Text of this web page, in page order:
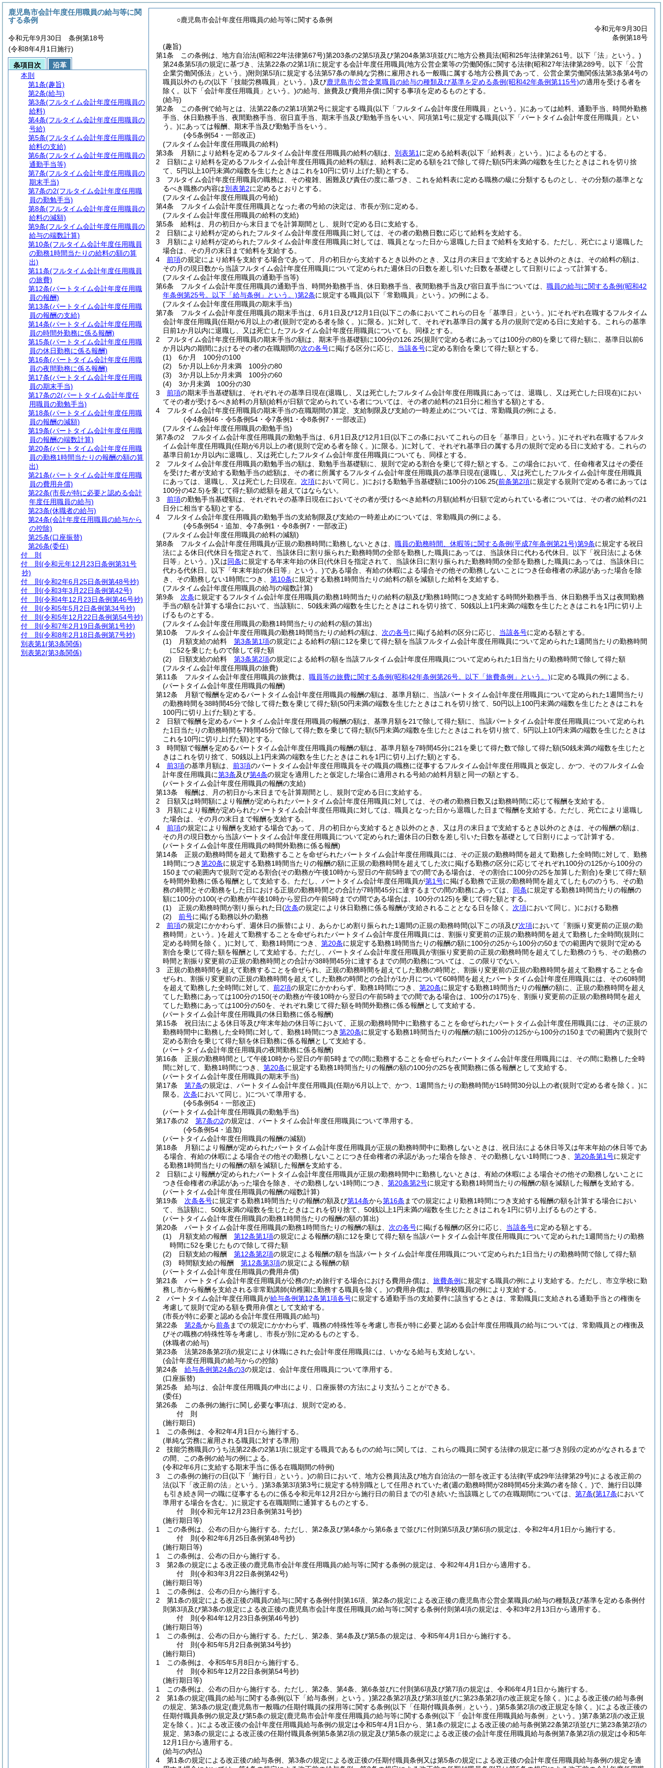
○鹿児島市会計年度任用職員の給与等に関する条例
令和元年9月30日
条例第18号
(趣旨)
第1条
この条例は、地方自治法(昭和22年法律第67号)第203条の2第5項及び第204条第3項並びに地方公務員法(昭和25年法律第261号。以下「法」という。)
第24条第5項の規定に基づき、法第22条の2第1項に規定する会計年度任用職員(地方公営企業等の労働関係に関する法律(昭和27年法律第289号。以下「公営
企業労働関係法」という。)附則第5項に規定する法第57条の単純な労務に雇用される一般職に属する地方公務員であって、公営企業労働関係法第3条第4号の
職員以外のもの(以下「技能労務職員」という。)及び鹿児島市公営企業職員の給与の種類及び基準を定める条例(昭和42年条例第115号)の適用を受ける者を
除く。以下「会計年度任用職員」という。)の給与、旅費及び費用弁償に関する事項を定めるものとする。
(給与)
第2条
この条例で給与とは、法第22条の2第1項第2号に規定する職員(以下「フルタイム会計年度任用職員」という。)にあっては給料、通勤手当、時間外勤務
手当、休日勤務手当、夜間勤務手当、宿日直手当、期末手当及び勤勉手当をいい、同項第1号に規定する職員(以下「パートタイム会計年度任用職員」とい
う。)にあっては報酬、期末手当及び勤勉手当をいう。
(令5条例54・一部改正)
(フルタイム会計年度任用職員の給料)
第3条
月額により給料を定めるフルタイム会計年度任用職員の給料の額は、 別表第1 に定める給料表(以下「給料表」という。)によるものとする。
2
日額により給料を定めるフルタイム会計年度任用職員の給料の額は、給料表に定める額を21で除して得た額(5円未満の端数を生じたときはこれを切り捨
て、5円以上10円未満の端数を生じたときはこれを10円に切り上げた額)とする。
3
フルタイム会計年度任用職員の職務は、その複雑、困難及び責任の度に基づき、これを給料表に定める職務の級に分類するものとし、その分類の基準とな
るべき職務の内容は別表第2に定めるとおりとする。
(フルタイム会計年度任用職員の号給)
第4条
フルタイム会計年度任用職員となった者の号給の決定は、市長が別に定める。
(フルタイム会計年度任用職員の給料の支給)
第5条
給料は、月の初日から末日までを計算期間とし、規則で定める日に支給する。
2
日額により給料が定められたフルタイム会計年度任用職員に対しては、その者の勤務日数に応じて給料を支給する。
3
月額により給料が定められたフルタイム会計年度任用職員に対しては、職員となった日から退職した日まで給料を支給する。 ただし、死亡により退職した
場合は、その月の末日まで給料を支給する。
4
前項の規定により給料を支給する場合であって、月の初日から支給するとき以外のとき、又は月の末日まで支給するとき以外のときは、その給料の額は、
その月の現日数から当該フルタイム会計年度任用職員について定められた週休日の日数を差し引いた日数を基礎として日割りによって計算する。
(フルタイム会計年度任用職員の通勤手当等)
第6条
フルタイム会計年度任用職員の通勤手当、時間外勤務手当、休日勤務手当、夜間勤務手当及び宿日直手当については、 職員の給与に関する条例(昭和42
年条例第25号。以下「給与条例」という。)第2条に規定する職員(以下「常勤職員」という。)の例による。
(フルタイム会計年度任用職員の期末手当)
第7条
フルタイム会計年度任用職員の期末手当は、6月1日及び12月1日(以下この条においてこれらの日を「基準日」という。)にそれぞれ在職するフルタイム
会計年度任用職員(任期が6月以上の者(規則で定める者を除く。)に限る。)に対して、それぞれ基準日の属する月の規則で定める日に支給する。
これらの基準
日前1か月以内に退職し、又は死亡したフルタイム会計年度任用職員についても、同様とする。
2
フルタイム会計年度任用職員の期末手当の額は、期末手当基礎額に100分の126.25(規則で定める者にあっては100分の80)を乗じて得た額に、基準日以前6
か月以内の期間におけるその者の在職期間の次の各号に掲げる区分に応じ、 当該各号に定める割合を乗じて得た額とする。
(1)
6か月 100分の100
(2)
5か月以上6か月未満 100分の80
(3)
3か月以上5か月未満 100分の60
(4)
3か月未満 100分の30
3
前項の期末手当基礎額は、それぞれその基準日現在(退職し、又は死亡したフルタイム会計年度任用職員にあっては、退職し、又は死亡した日現在)におい
てその者が受けるべき給料の月額(給料が日額で定められている者については、その者の給料の21日分に相当する額)とする。
4
フルタイム会計年度任用職員の期末手当の在職期間の算定、支給制限及び支給の一時差止めについては、常勤職員の例による。
(令4条例46・令5条例54・令7条例1・令8条例7・一部改正)
(フルタイム会計年度任用職員の勤勉手当)
第7条の2
フルタイム会計年度任用職員の勤勉手当は、6月1日及び12月1日(以下この条においてこれらの日を「基準日」という。)にそれぞれ在職するフルタ
イム会計年度任用職員(任期が6月以上の者(規則で定める者を除く。)に限る。)に対して、それぞれ基準日の属する月の規則で定める日に支給する。
これらの
基準日前1か月以内に退職し、又は死亡したフルタイム会計年度任用職員についても、同様とする。
2
フルタイム会計年度任用職員の勤勉手当の額は、勤勉手当基礎額に、規則で定める割合を乗じて得た額とする。
この場合において、任命権者又はその委任
を受けた者が支給する勤勉手当の総額は、その者に所属するフルタイム会計年度任用職員の基準日現在(退職し、又は死亡したフルタイム会計年度任用職員
にあっては、退職し、又は死亡した日現在。 次項において同じ。)における勤勉手当基礎額に100分の106.25(前条第2項に規定する規則で定める者にあっては
100分の42.5)を乗じて得た額の総額を超えてはならない。
3
前項の勤勉手当基礎額は、それぞれその基準日現在においてその者が受けるべき給料の月額(給料が日額で定められている者については、その者の給料の21
日分に相当する額)とする。
4
フルタイム会計年度任用職員の勤勉手当の支給制限及び支給の一時差止めについては、常勤職員の例による。
(令5条例54・追加、令7条例1・令8条例7・一部改正)
(フルタイム会計年度任用職員の給料の減額)
第8条
フルタイム会計年度任用職員が正規の勤務時間に勤務しないときは、 職員の勤務時間、休暇等に関する条例(平成7年条例第21号)第9条に規定する祝日
法による休日(代休日を指定されて、当該休日に割り振られた勤務時間の全部を勤務した職員にあっては、当該休日に代わる代休日。以下「祝日法による休
日等」という。)又は同条に規定する年末年始の休日(代休日を指定されて、当該休日に割り振られた勤務時間の全部を勤務した職員にあっては、当該休日に
代わる代休日。以下「年末年始の休日等」という。)である場合、有給の休暇による場合その他その勤務しないことにつき任命権者の承認があった場合を除
き、その勤務しない1時間につき、 第10条に規定する勤務1時間当たりの給料の額を減額した給料を支給する。
(フルタイム会計年度任用職員の給与の端数計算)
第9条
次条に規定するフルタイム会計年度任用職員の勤務1時間当たりの給料の額及び勤務1時間につき支給する時間外勤務手当、休日勤務手当又は夜間勤務
手当の額を計算する場合において、当該額に、50銭未満の端数を生じたときはこれを切り捨て、50銭以上1円未満の端数を生じたときはこれを1円に切り上
げるものとする。
(フルタイム会計年度任用職員の勤務1時間当たりの給料の額の算出)
第10条
フルタイム会計年度任用職員の勤務1時間当たりの給料の額は、 次の各号に掲げる給料の区分に応じ、 当該各号に定める額とする。
(1)
月額支給の給料 第3条第1項の規定による給料の額に12を乗じて得た額を当該フルタイム会計年度任用職員について定められた1週間当たりの勤務時間
に52を乗じたもので除して得た額
(2)
日額支給の給料 第3条第2項の規定による給料の額を当該フルタイム会計年度任用職員について定められた1日当たりの勤務時間で除して得た額
(フルタイム会計年度任用職員の旅費)
第11条
フルタイム会計年度任用職員の旅費は、 職員等の旅費に関する条例(昭和42年条例第26号。以下「旅費条例」という。)に定める職員の例による。
(パートタイム会計年度任用職員の報酬)
第12条
月額で報酬を定めるパートタイム会計年度任用職員の報酬の額は、基準月額に、当該パートタイム会計年度任用職員について定められた1週間当たり
の勤務時間を38時間45分で除して得た数を乗じて得た額(50円未満の端数を生じたときはこれを切り捨て、50円以上100円未満の端数を生じたときはこれを
100円に切り上げた額)とする。
2
日額で報酬を定めるパートタイム会計年度任用職員の報酬の額は、基準月額を21で除して得た額に、当該パートタイム会計年度任用職員について定められ
た1日当たりの勤務時間を7時間45分で除して得た数を乗じて得た額(5円未満の端数を生じたときはこれを切り捨て、5円以上10円未満の端数を生じたときは
これを10円に切り上げた額)とする。
3
時間額で報酬を定めるパートタイム会計年度任用職員の報酬の額は、基準月額を7時間45分に21を乗じて得た数で除して得た額(50銭未満の端数を生じたと
きはこれを切り捨て、50銭以上1円未満の端数を生じたときはこれを1円に切り上げた額)とする。
4
前3項の基準月額は、 前3項のパートタイム会計年度任用職員をその職員の職務に従事するフルタイム会計年度任用職員と仮定し、かつ、そのフルタイム会
計年度任用職員に第3条及び第4条の規定を適用したと仮定した場合に適用される号給の給料月額と同一の額とする。
(パートタイム会計年度任用職員の報酬の支給)
第13条
報酬は、月の初日から末日までを計算期間とし、規則で定める日に支給する。
2
日額又は時間額により報酬が定められたパートタイム会計年度任用職員に対しては、その者の勤務日数又は勤務時間に応じて報酬を支給する。
3
月額により報酬が定められたパートタイム会計年度任用職員に対しては、職員となった日から退職した日まで報酬を支給する。 ただし、死亡により退職し
た場合は、その月の末日まで報酬を支給する。
4
前項の規定により報酬を支給する場合であって、月の初日から支給するとき以外のとき、又は月の末日まで支給するとき以外のときは、その報酬の額は、
その月の現日数から当該パートタイム会計年度任用職員について定められた週休日の日数を差し引いた日数を基礎として日割りによって計算する。
(パートタイム会計年度任用職員の時間外勤務に係る報酬)
第14条
正規の勤務時間を超えて勤務することを命ぜられたパートタイム会計年度任用職員には、その正規の勤務時間を超えて勤務した全時間に対して、勤務
1時間につき第20条に規定する勤務1時間当たりの報酬の額に正規の勤務時間を超えてした次に掲げる勤務の区分に応じてそれぞれ100分の125から100分の
150までの範囲内で規則で定める割合(その勤務が午後10時から翌日の午前5時までの間である場合は、その割合に100分の25を加算した割合)を乗じて得た額
を時間外勤務に係る報酬として支給する。 ただし、パートタイム会計年度任用職員が第1号に掲げる勤務で正規の勤務時間を超えてしたもののうち、その勤
務の時間とその勤務をした日における正規の勤務時間との合計が7時間45分に達するまでの間の勤務にあっては、 同条に規定する勤務1時間当たりの報酬の
額に100分の100(その勤務が午後10時から翌日の午前5時までの間である場合は、100分の125)を乗じて得た額とする。
(1)
正規の勤務時間が割り振られた日(次条の規定により休日勤務に係る報酬が支給されることとなる日を除く。 次項において同じ。)における勤務
(2)
前号に掲げる勤務以外の勤務
2
前項の規定にかかわらず、週休日の振替により、あらかじめ割り振られた1週間の正規の勤務時間(以下この項及び次項において「割振り変更前の正規の勤
務時間」という。)を超えて勤務することを命ぜられたパートタイム会計年度任用職員には、割振り変更前の正規の勤務時間を超えて勤務した全時間(規則に
定める時間を除く。)に対して、勤務1時間につき、 第20条に規定する勤務1時間当たりの報酬の額に100分の25から100分の50までの範囲内で規則で定める
割合を乗じて得た額を報酬として支給する。 ただし、パートタイム会計年度任用職員が割振り変更前の正規の勤務時間を超えてした勤務のうち、その勤務の
時間と割振り変更前の正規の勤務時間との合計が38時間45分に達するまでの間の勤務については、この限りでない。
3
正規の勤務時間を超えて勤務することを命ぜられ、正規の勤務時間を超えてした勤務の時間と、割振り変更前の正規の勤務時間を超えて勤務することを命
ぜられ、割振り変更前の正規の勤務時間を超えてした勤務の時間との合計が1か月について60時間を超えたパートタイム会計年度任用職員には、その60時間
を超えて勤務した全時間に対して、 前2項の規定にかかわらず、勤務1時間につき、 第20条に規定する勤務1時間当たりの報酬の額に、正規の勤務時間を超え
てした勤務にあっては100分の150(その勤務が午後10時から翌日の午前5時までの間である場合は、100分の175)を、割振り変更前の正規の勤務時間を超え
てした勤務にあっては100分の50を、それぞれ乗じて得た額を時間外勤務に係る報酬として支給する。
(パートタイム会計年度任用職員の休日勤務に係る報酬)
第15条
祝日法による休日等及び年末年始の休日等において、正規の勤務時間中に勤務することを命ぜられたパートタイム会計年度任用職員には、その正規の
勤務時間中に勤務した全時間に対して、勤務1時間につき第20条に規定する勤務1時間当たりの報酬の額に100分の125から100分の150までの範囲内で規則で
定める割合を乗じて得た額を休日勤務に係る報酬として支給する。
(パートタイム会計年度任用職員の夜間勤務に係る報酬)
第16条
正規の勤務時間として午後10時から翌日の午前5時までの間に勤務することを命ぜられたパートタイム会計年度任用職員には、その間に勤務した全時
間に対して、勤務1時間につき、 第20条に規定する勤務1時間当たりの報酬の額の100分の25を夜間勤務に係る報酬として支給する。
(パートタイム会計年度任用職員の期末手当)
第17条
第7条の規定は、パートタイム会計年度任用職員(任期が6月以上で、かつ、1週間当たりの勤務時間が15時間30分以上の者(規則で定める者を除く。)に
限る。 次条において同じ。)について準用する。
(令5条例54・一部改正)
(パートタイム会計年度任用職員の勤勉手当)
第17条の2
第7条の2の規定は、パートタイム会計年度任用職員について準用する。
(令5条例54・追加)
(パートタイム会計年度任用職員の報酬の減額)
第18条
月額により報酬が定められたパートタイム会計年度任用職員が正規の勤務時間中に勤務しないときは、祝日法による休日等又は年末年始の休日等であ
る場合、有給の休暇による場合その他その勤務しないことにつき任命権者の承認があった場合を除き、その勤務しない1時間につき、 第20条第1号に規定す
る勤務1時間当たりの報酬の額を減額した報酬を支給する。
2
日額により報酬が定められたパートタイム会計年度任用職員が正規の勤務時間中に勤務しないときは、有給の休暇による場合その他その勤務しないことに
つき任命権者の承認があった場合を除き、その勤務しない1時間につき、 第20条第2号に規定する勤務1時間当たりの報酬の額を減額した報酬を支給する。
(パートタイム会計年度任用職員の報酬の端数計算)
第19条
次条各号に規定する勤務1時間当たりの報酬の額及び第14条から第16条 までの規定により勤務1時間につき支給する報酬の額を計算する場合におい
て、当該額に、50銭未満の端数を生じたときはこれを切り捨て、50銭以上1円未満の端数を生じたときはこれを1円に切り上げるものとする。
(パートタイム会計年度任用職員の勤務1時間当たりの報酬の額の算出)
第20条
パートタイム会計年度任用職員の勤務1時間当たりの報酬の額は、 次の各号に掲げる報酬の区分に応じ、 当該各号に定める額とする。
(1)
月額支給の報酬 第12条第1項の規定による報酬の額に12を乗じて得た額を当該パートタイム会計年度任用職員について定められた1週間当たりの勤務
時間に52を乗じたもので除して得た額
(2)
日額支給の報酬 第12条第2項の規定による報酬の額を当該パートタイム会計年度任用職員について定められた1日当たりの勤務時間で除して得た額
(3)
時間額支給の報酬 第12条第3項の規定による報酬の額
(パートタイム会計年度任用職員の費用弁償)
第21条
パートタイム会計年度任用職員が公務のため旅行する場合における費用弁償は、 旅費条例 に規定する職員の例により支給する。 ただし、市立学校に勤
務し市から報酬を支給される非常勤講師(幼稚園に勤務する職員を除く。)の費用弁償は、県学校職員の例により支給する。
2
パートタイム会計年度任用職員が給与条例第12条第1項各号に規定する通勤手当の支給要件に該当するときは、常勤職員に支給される通勤手当との権衡を
考慮して規則で定める額を費用弁償として支給する。
(市長が特に必要と認める会計年度任用職員の給与)
第22条
第2条から前条 までの規定にかかわらず、職務の特殊性等を考慮し市長が特に必要と認める会計年度任用職員の給与については、常勤職員との権衡及
びその職務の特殊性等を考慮し、市長が別に定めるものとする。
(休職者の給与)
第23条
法第28条第2項の規定により休職にされた会計年度任用職員には、いかなる給与も支給しない。
(会計年度任用職員の給与からの控除)
第24条
給与条例第24条の3の規定は、会計年度任用職員について準用する。
(口座振替)
第25条
給与は、会計年度任用職員の申出により、口座振替の方法により支払うことができる。
(委任)
第26条
この条例の施行に関し必要な事項は、規則で定める。
付 則
(施行期日)
1
この条例は、令和2年4月1日から施行する。
(単純な労務に雇用される職員に対する準用)
2
技能労務職員のうち法第22条の2第1項に規定する職員であるものの給与に関しては、これらの職員に関する法律の規定に基づき別段の定めがなされるまで
の間、この条例の給与の例による。
(令和2年6月に支給する期末手当に係る在職期間の特例)
3
この条例の施行の日(以下「施行日」という。)の前日において、地方公務員法及び地方自治法の一部を改正する法律(平成29年法律第29号)による改正前の
法(以下「改正前の法」という。)第3条第3項第3号に規定する特別職として任用されていた者(週の勤務時間が28時間45分未満の者を除く。)で、施行日以降
も引き続き同一の職に従事するものに係る令和元年12月2日から施行日の前日までの引き続いた当該職としての在職期間については、 第7条(第17条において
準用する場合を含む。)に規定する在職期間に通算するものとする。
付 則(令和元年12月23日条例第31号抄)
(施行期日等)
1
この条例は、公布の日から施行する。 ただし、第2条及び第4条から第6条まで並びに付則第5項及び第6項の規定は、令和2年4月1日から施行する。
付 則(令和2年6月25日条例第48号抄)
(施行期日等)
1
この条例は、公布の日から施行する。
3
第2条の規定による改正後の鹿児島市会計年度任用職員の給与等に関する条例の規定は、令和2年4月1日から適用する。
付 則(令和3年3月22日条例第42号)
(施行期日等)
1
この条例は、公布の日から施行する。
2
第1条の規定による改正後の職員の給与に関する条例付則第16項、第2条の規定による改正後の鹿児島市公営企業職員の給与の種類及び基準を定める条例付
則第3項及び第3条の規定による改正後の鹿児島市会計年度任用職員の給与等に関する条例付則第4項の規定は、令和3年2月13日から適用する。
付 則(令和4年12月23日条例第46号抄)
(施行期日等)
1
この条例は、公布の日から施行する。 ただし、第2条、第4条及び第5条の規定は、令和5年4月1日から施行する。
付 則(令和5年5月2日条例第34号抄)
(施行期日)
1
この条例は、令和5年5月8日から施行する。
付 則(令和5年12月22日条例第54号抄)
(施行期日等)
1
この条例は、公布の日から施行する。 ただし、第2条、第4条、第6条並びに付則第6項及び第7項の規定は、令和6年4月1日から施行する。
2
第1条の規定(職員の給与に関する条例(以下「給与条例」という。)第22条第2項及び第3項並びに第23条第2項の改正規定を除く。)による改正後の給与条例
の規定、第3条の規定(鹿児島市一般職の任期付職員の採用等に関する条例(以下「任期付職員条例」という。)第5条第2項の改正規定を除く。)による改正後の
任期付職員条例の規定及び第5条の規定(鹿児島市会計年度任用職員の給与等に関する条例(以下「会計年度任用職員給与条例」という。)第7条第2項の改正規
定を除く。)による改正後の会計年度任用職員給与条例の規定は令和5年4月1日から、第1条の規定による改正後の給与条例第22条第2項並びに第23条第2項の
規定、第3条の規定による改正後の任期付職員条例第5条第2項の規定及び第5条の規定による改正後の会計年度任用職員給与条例第7条第2項の規定は令和5年
12月1日から適用する。
(給与の内払)
4
第1条の規定による改正後の給与条例、第3条の規定による改正後の任期付職員条例又は第5条の規定による改正後の会計年度任用職員給与条例の規定を適
鹿児島市会計年度任用職員の給与等に関
する条例
令和元年9月30日 条例第18号
(令和8年4月1日施行)
条項目次
沿革
本則
第1条(趣旨)
第2条(給与)
第3条(フルタイム会計年度任用職員の
給料)
第4条(フルタイム会計年度任用職員の
号給)
第5条(フルタイム会計年度任用職員の
給料の支給)
第6条(フルタイム会計年度任用職員の
通勤手当等)
第7条(フルタイム会計年度任用職員の
期末手当)
第7条の2(フルタイム会計年度任用職
員の勤勉手当)
第8条(フルタイム会計年度任用職員の
給料の減額)
第9条(フルタイム会計年度任用職員の
給与の端数計算)
第10条(フルタイム会計年度任用職員
の勤務1時間当たりの給料の額の算
出)
第11条(フルタイム会計年度任用職員
の旅費)
第12条(パートタイム会計年度任用職
員の報酬)
第13条(パートタイム会計年度任用職
員の報酬の支給)
第14条(パートタイム会計年度任用職
員の時間外勤務に係る報酬)
第15条(パートタイム会計年度任用職
員の休日勤務に係る報酬)
第16条(パートタイム会計年度任用職
員の夜間勤務に係る報酬)
第17条(パートタイム会計年度任用職
員の期末手当)
第17条の2(パートタイム会計年度任
用職員の勤勉手当)
第18条(パートタイム会計年度任用職
員の報酬の減額)
第19条(パートタイム会計年度任用職
員の報酬の端数計算)
第20条(パートタイム会計年度任用職
員の勤務1時間当たりの報酬の額の算
出)
第21条(パートタイム会計年度任用職
員の費用弁償)
第22条(市長が特に必要と認める会計
年度任用職員の給与)
第23条(休職者の給与)
第24条(会計年度任用職員の給与から
の控除)
第25条(口座振替)
第26条(委任)
付 則
付 則 (令和元年12月23日条例第31号
抄)
付 則 (令和2年6月25日条例第48号抄)
付 則 (令和3年3月22日条例第42号)
付 則 (令和4年12月23日条例第46号抄)
付 則 (令和5年5月2日条例第34号抄)
付 則 (令和5年12月22日条例第54号抄)
付 則 (令和7年2月19日条例第1号抄)
付 則 (令和8年2月18日条例第7号抄)
別表第1(第3条関係)
別表第2(第3条関係)